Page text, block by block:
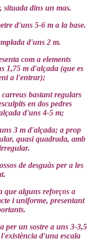
situada dins un mas.
d'uns 5-6 m a la base.
d'uns 2 m.
com a elements
1,75 m d'alçada (que es
a l'entrar);
bastant regulars
en dos pedres
d'uns 4-5 m;
3 m d'alçada; a prop
quasi quadrada, amb
de desguàs per a les
que alguns reforços a
i uniforme, presentant
per un sostre a uns 3-3,5
d'una escala